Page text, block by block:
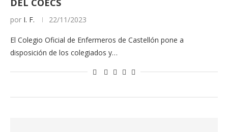
DEL COECS
por I. F. 22/11/2023
El Colegio Oficial de Enfermeros de Castellón pone a
disposición de los colegiados y…